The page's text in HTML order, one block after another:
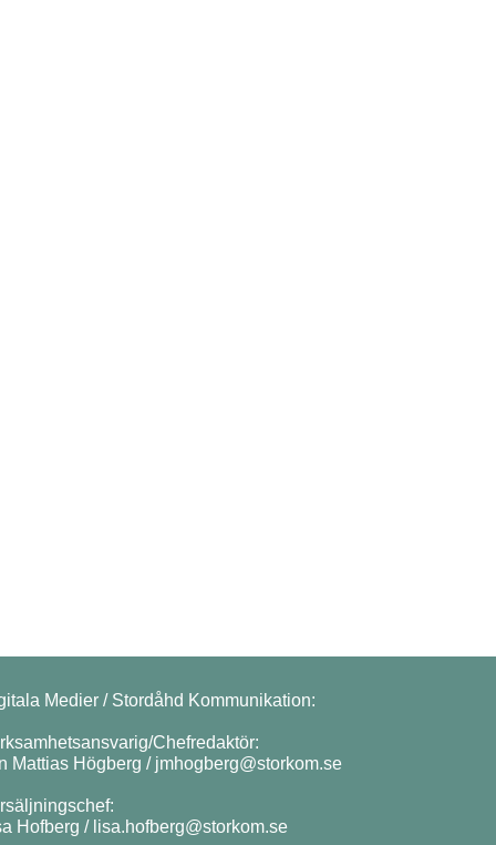
Medier / Stordåhd Kommunikation:
Chefredaktör:
Mattias Högberg / jmhogberg@storkom.se
Hofberg / lisa.hofberg@storkom.se